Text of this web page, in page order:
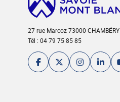
27 rue Marcoz 73000 CHAMBÉRY
Tél : 04 79 75 85 85